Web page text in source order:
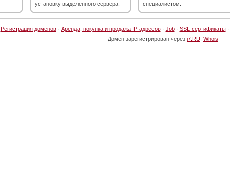
установку выделенного сервера.
специалистом.
Регистрация доменов· Аренда, покупка и продажа IP-адресов· Job· SSL-сертификаты·
Домен зарегистрирован через i7.RU Whois